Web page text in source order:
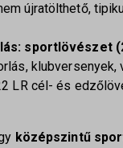
újratölthető,
sportlövészet
klubversenyek,
LR cél- és
középszintű